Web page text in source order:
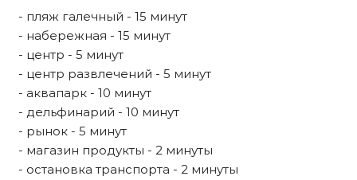
- пляж галечный - 15 минут
- набережная - 15 минут
- центр - 5 минут
- центр развлечений - 5 минут
- аквапарк - 10 минут
- дельфинарий - 10 минут
- рынок - 5 минут
- магазин продукты - 2 минуты
- остановка транспорта - 2 минуты